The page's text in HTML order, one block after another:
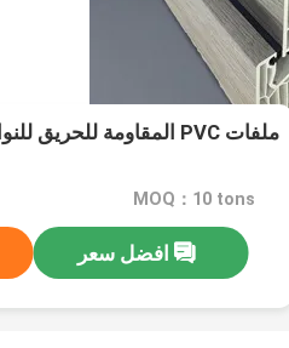
ملفات PVC المقاومة للحريق للنوافذ والأبواب
MOQ：10 tons
افضل سعر